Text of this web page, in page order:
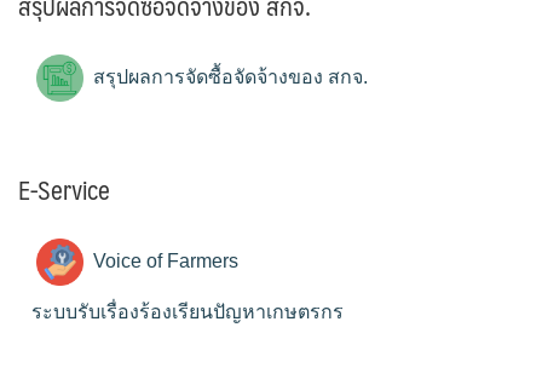
สรุปผลการจัดซื้อจัดจ้างของ สกจ.
E-Service
Voice of Farmers
ระบบรับเรื่องร้องเรียนปัญหาเกษตรกร